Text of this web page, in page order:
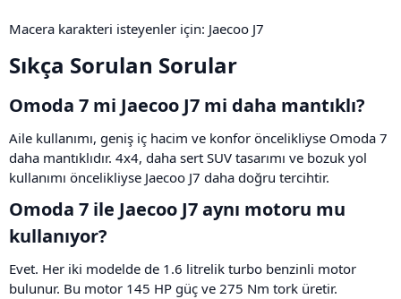
Macera karakteri isteyenler için: Jaecoo J7
Sıkça Sorulan Sorular​
Omoda 7 mi Jaecoo J7 mi daha mantıklı?​
Aile kullanımı, geniş iç hacim ve konfor öncelikliyse Omoda 7
daha mantıklıdır. 4x4, daha sert SUV tasarımı ve bozuk yol
kullanımı öncelikliyse Jaecoo J7 daha doğru tercihtir.
Omoda 7 ile Jaecoo J7 aynı motoru mu
kullanıyor?​
Evet. Her iki modelde de 1.6 litrelik turbo benzinli motor
bulunur. Bu motor 145 HP güç ve 275 Nm tork üretir.